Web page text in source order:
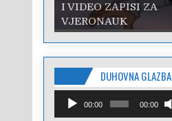
I VIDEO ZAPISI ZA
VJERONAUK
DUHOVNA GLAZBA
Reproduktor
audiozapisa
00:00 00:00